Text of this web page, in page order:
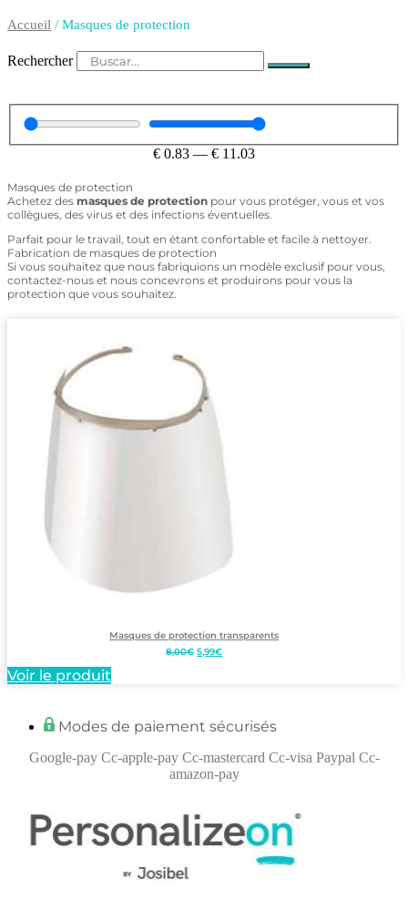
Accueil / Masques de protection
Rechercher
€ 0.83 — € 11.03
Masques de protection
Achetez des masques de protection pour vous protéger, vous et vos
collègues, des virus et des infections éventuelles.
Parfait pour le travail, tout en étant confortable et facile à nettoyer.
Fabrication de masques de protection
Si vous souhaitez que nous fabriquions un modèle exclusif pour vous,
contactez-nous et nous concevrons et produirons pour vous la
protection que vous souhaitez.
Masques de protection transparents
8,00€ Le
5,99€Le
Voir le produit
Modes de paiement sécurisés
Google-pay Cc-apple-pay Cc-mastercard Cc-visa Paypal Cc-
amazon-pay